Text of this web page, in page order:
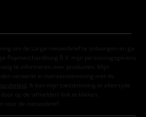
om de Large-nieuwsbrief te ontvangen en ga
Popmerchandising B.V. mijn persoonsgegevens
te informeren over producten. Mijn
verwerkt in overeenstemming met de
. Ik kan mijn toestemming te allen tijde
op de ‘afmelden’-link te klikken.
voor de nieuwsbrief.